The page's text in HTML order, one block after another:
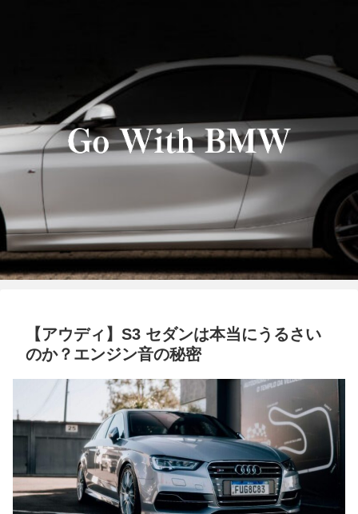
【アウディ】S3 セダンは本当にうるさい
のか？エンジン音の秘密